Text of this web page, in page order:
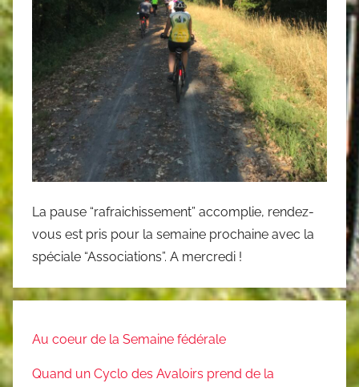
La pause “rafraichissement” accomplie, rendez-
vous est pris pour la semaine prochaine avec la
spéciale “Associations”. A mercredi !
Au coeur de la Semaine fédérale
Quand un Cyclo des Avaloirs prend de la